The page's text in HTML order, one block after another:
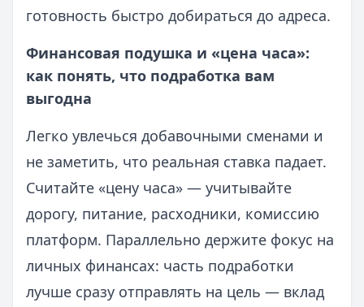
готовность быстро добираться до адреса.
Финансовая подушка и «цена часа»:
как понять, что подработка вам
выгодна
Легко увлечься добавочными сменами и
не заметить, что реальная ставка падает.
Считайте «цену часа» — учитывайте
дорогу, питание, расходники, комиссию
платформ. Параллельно держите фокус на
личных финансах: часть подработки
лучше сразу отправлять на цель — вклад